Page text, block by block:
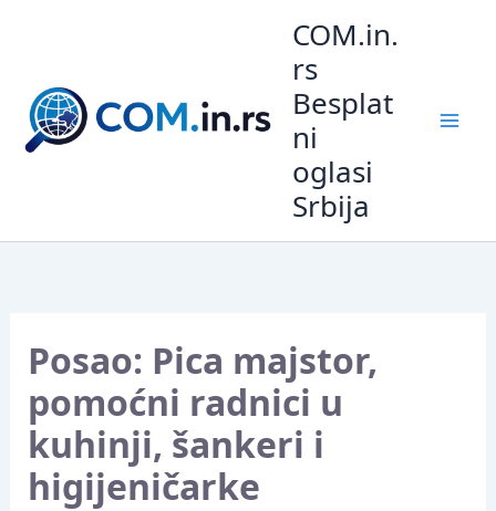
COM.in.
rs
Besplat
ni
oglasi
Srbija
Posao: Pica majstor,
pomoćni radnici u
kuhinji, šankeri i
higijeničarke